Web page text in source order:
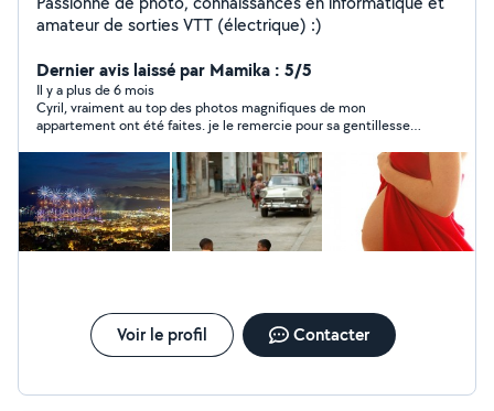
amateur de sorties VTT (électrique) :)
Dernier avis laissé par Mamika : 5/5
Il y a plus de 6 mois
Cyril, vraiment au top des photos magnifiques de mon
appartement ont été faites. je le remercie pour sa gentillesse
Voir le profil Contacter